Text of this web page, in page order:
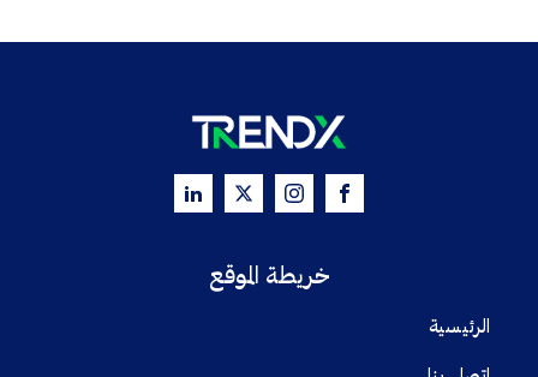
خريطة الموقع
الرئيسية